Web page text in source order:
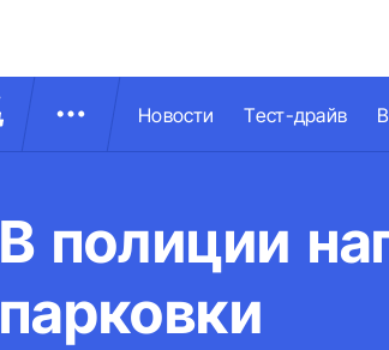
Новости Тест-драйв
В полиции
парковки